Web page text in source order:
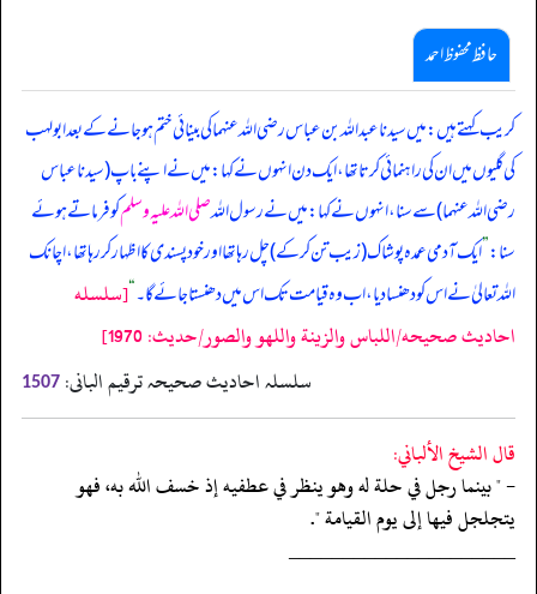
حافظ محفوظ احمد
کریب کہتے ہیں: میں سیدنا عبداللہ بن عباس رضی اللہ عنہما کی بینائی ختم ہو جانے کے بعد ابولہب
کی گلیوں میں ان کی راہنمائی کرتا تھا، ایک دن انہوں نے کہا: میں نے اپنے باپ (سیدنا عباس
رضی اللہ عنہما) سے سنا، انہوں نے کہا: میں نے رسول اللہصلی اللہ علیہ وسلمکو فرماتے ہوئے
سنا:”ایک آدمی عمدہ پوشاک (زیب تن کرکے) چل رہا تھا اور خود پسندی کا اظہار کر رہا تھا، اچانک
اللہ تعالیٰ نے اس کو دھنسا دیا، اب وہ قیامت تک اس میں دھنستا جائے گا۔“[سلسله
احاديث صحيحه/اللباس والزينة واللهو والصور/حدیث: 1970]
سلسلہ احادیث صحیحہ ترقیم البانی: 1507
قال الشيخ الألباني:
- " بينما رجل في حلة له وهو ينظر في عطفيه إذ خسف الله به، فهو
يتجلجل فيها إلى يوم القيامة ".
‏‏‏‏_____________________